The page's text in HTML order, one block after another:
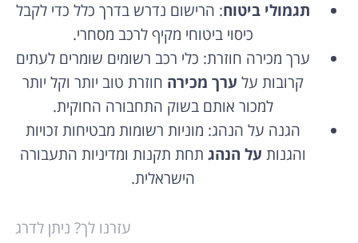
תגמולי ביטוח: הרישום נדרש בדרך כלל כדי לקבל
כיסוי ביטוחי מקיף לרכב מסחרי.
ערך מכירה חוזרת: כלי רכב רשומים שומרים לעתים
קרובות על ערך מכירה חוזרת טוב יותר וקל יותר
למכור אותם בשוק התחבורה החוקית.
הגנה על הנהג: מוניות רשומות מבטיחות זכויות
והגנות על הנהג תחת תקנות ומדיניות התעבורה
הישראלית.
עזרנו לך? ניתן לדרג